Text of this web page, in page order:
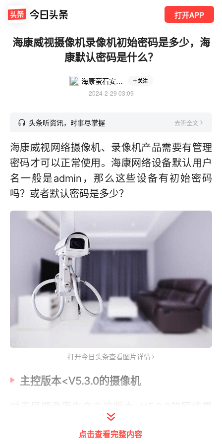
打开APP
海康威视摄像机录像机初始密码是多少，海
康默认密码是什么？
海康萤石安防物联 关注
2024-2-29 03:09
头条听资讯，时事尽掌握 去听全文
海康威视网络摄像机、录像机产品需要有管理
密码才可以正常使用。海康网络设备默认用户
名一般是admin，那么这些设备有初始密码
吗？或者默认密码是多少？
打开今日头条查看图片详情
主控版本<V5.3.0的摄像机
像机来说，出厂默认密码一般是12345；如果
修改过默认密码，那么管理密码则是用户自己
点击查看完整内容